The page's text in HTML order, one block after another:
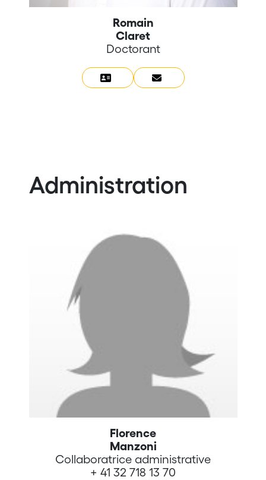
Romain
Claret
Doctorant
Administration
Florence
Manzoni
Collaboratrice administrative
+ 41 32 718 13 70